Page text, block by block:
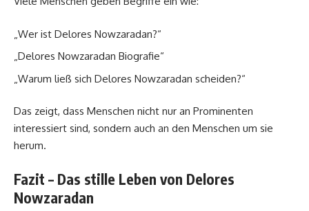
„Wer ist Delores Nowzaradan?“
„Delores Nowzaradan Biografie“
„Warum ließ sich Delores Nowzaradan scheiden?“
Das zeigt, dass Menschen nicht nur an Prominenten
interessiert sind, sondern auch an den Menschen um sie
herum.
Fazit – Das stille Leben von Delores
Nowzaradan